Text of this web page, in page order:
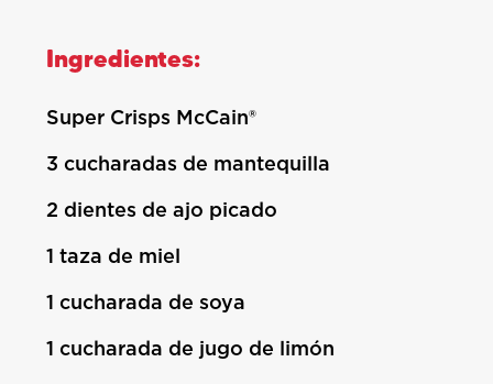
Ingredientes:
Super Crisps McCain®
3 cucharadas de mantequilla
2 dientes de ajo picado
1 taza de miel
1 cucharada de soya
1 cucharada de jugo de limón